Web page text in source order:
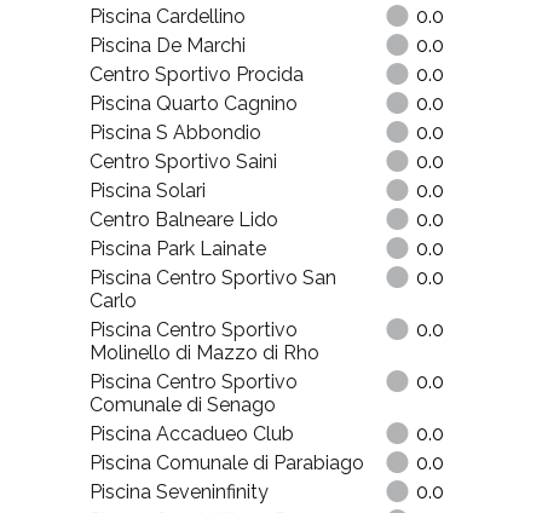
Piscina Cardellino
0.0
Piscina De Marchi
0.0
Centro Sportivo Procida
0.0
Piscina Quarto Cagnino
0.0
Piscina S Abbondio
0.0
Centro Sportivo Saini
0.0
Piscina Solari
0.0
Centro Balneare Lido
0.0
Piscina Park Lainate
0.0
Piscina Centro Sportivo San
Carlo
0.0
Piscina Centro Sportivo
Molinello di Mazzo di Rho
0.0
Piscina Centro Sportivo
Comunale di Senago
0.0
Piscina Accadueo Club
0.0
Piscina Comunale di Parabiago
0.0
Piscina Seveninfinity
0.0